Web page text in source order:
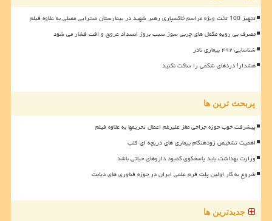
تجهیز 100 تخت ویژه مراسم خاکسپاری رهبر شهید در بیمارستان صحرایی مصلی به علاوه فیلم
مصرف بی رویه مکمل های چربی سوز سبب بروز انسداد عروق و افت فشار می شود
شناسایی ۴۹۲ بیماری نادر
هشدار! دردهای شکمی را ساکت نکنید
پربحث ترین ها
پیشرفت خوب حوزه جراحی مغز علیرغم اعمال تحریمها به علاوه فیلم
اهمیت تشخیص زودهنگام بیماری های دریچه ای قلب
وزارت بهداشت باید پاسخگوی کمبود داروهای حیاتی باشد
شروع به کار اولین پلت فرم علمی ایران در حوزه فناوری های دیابت
جدیدترین ها